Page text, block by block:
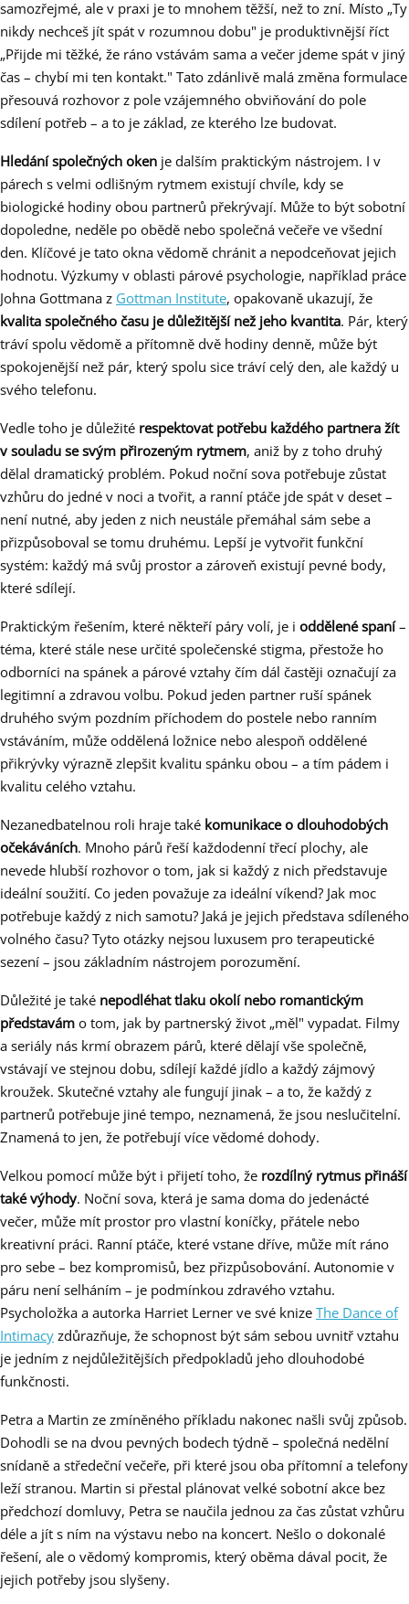
samozřejmé, ale v praxi je to mnohem těžší, než to zní. Místo „Ty
nikdy nechceš jít spát v rozumnou dobu" je produktivnější říct
„Přijde mi těžké, že ráno vstávám sama a večer jdeme spát v jiný
čas – chybí mi ten kontakt." Tato zdánlivě malá změna formulace
přesouvá rozhovor z pole vzájemného obviňování do pole
sdílení potřeb – a to je základ, ze kterého lze budovat.
Hledání společných oken je dalším praktickým nástrojem. I v
párech s velmi odlišným rytmem existují chvíle, kdy se
biologické hodiny obou partnerů překrývají. Může to být sobotní
dopoledne, neděle po obědě nebo společná večeře ve všední
den. Klíčové je tato okna vědomě chránit a nepodceňovat jejich
hodnotu. Výzkumy v oblasti párové psychologie, například práce
Johna Gottmana z Gottman Institute, opakovaně ukazují, že
kvalita společného času je důležitější než jeho kvantita. Pár, který
tráví spolu vědomě a přítomně dvě hodiny denně, může být
spokojenější než pár, který spolu sice tráví celý den, ale každý u
svého telefonu.
Vedle toho je důležité respektovat potřebu každého partnera žít
v souladu se svým přirozeným rytmem, aniž by z toho druhý
dělal dramatický problém. Pokud noční sova potřebuje zůstat
vzhůru do jedné v noci a tvořit, a ranní ptáče jde spát v deset –
není nutné, aby jeden z nich neustále přemáhal sám sebe a
přizpůsoboval se tomu druhému. Lepší je vytvořit funkční
systém: každý má svůj prostor a zároveň existují pevné body,
které sdílejí.
Praktickým řešením, které někteří páry volí, je i oddělené spaní–
téma, které stále nese určité společenské stigma, přestože ho
odborníci na spánek a párové vztahy čím dál častěji označují za
legitimní a zdravou volbu. Pokud jeden partner ruší spánek
druhého svým pozdním příchodem do postele nebo ranním
vstáváním, může oddělená ložnice nebo alespoň oddělené
přikrývky výrazně zlepšit kvalitu spánku obou – a tím pádem i
kvalitu celého vztahu.
Nezanedbatelnou roli hraje také komunikace o dlouhodobých
očekáváních. Mnoho párů řeší každodenní třecí plochy, ale
nevede hlubší rozhovor o tom, jak si každý z nich představuje
ideální soužití. Co jeden považuje za ideální víkend? Jak moc
potřebuje každý z nich samotu? Jaká je jejich představa sdíleného
volného času? Tyto otázky nejsou luxusem pro terapeutické
sezení – jsou základním nástrojem porozumění.
Důležité je také nepodléhat tlaku okolí nebo romantickým
představám o tom, jak by partnerský život „měl" vypadat. Filmy
a seriály nás krmí obrazem párů, které dělají vše společně,
vstávají ve stejnou dobu, sdílejí každé jídlo a každý zájmový
kroužek. Skutečné vztahy ale fungují jinak – a to, že každý z
partnerů potřebuje jiné tempo, neznamená, že jsou neslučitelní.
Znamená to jen, že potřebují více vědomé dohody.
Velkou pomocí může být i přijetí toho, že rozdílný rytmus přináší
také výhody. Noční sova, která je sama doma do jedenácté
večer, může mít prostor pro vlastní koníčky, přátele nebo
kreativní práci. Ranní ptáče, které vstane dříve, může mít ráno
pro sebe – bez kompromisů, bez přizpůsobování. Autonomie v
páru není selháním – je podmínkou zdravého vztahu.
Psycholožka a autorka Harriet Lerner ve své knize The Dance of
Intimacy zdůrazňuje, že schopnost být sám sebou uvnitř vztahu
je jedním z nejdůležitějších předpokladů jeho dlouhodobé
funkčnosti.
Petra a Martin ze zmíněného příkladu nakonec našli svůj způsob.
Dohodli se na dvou pevných bodech týdně – společná nedělní
snídaně a středeční večeře, při které jsou oba přítomní a telefony
leží stranou. Martin si přestal plánovat velké sobotní akce bez
předchozí domluvy, Petra se naučila jednou za čas zůstat vzhůru
déle a jít s ním na výstavu nebo na koncert. Nešlo o dokonalé
řešení, ale o vědomý kompromis, který oběma dával pocit, že
jejich potřeby jsou slyšeny.